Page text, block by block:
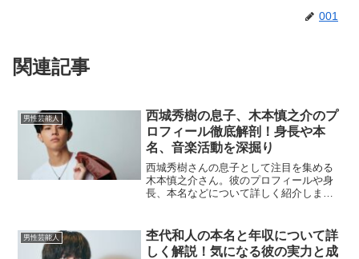
001
関連記事
男性芸能人
西城秀樹の息子、木本慎之介のプ
ロフィール徹底解剖！身長や本
名、音楽活動を深掘り
西城秀樹さんの息子として注目を集める
木本慎之介さん。彼のプロフィールや身
長、本名などについて詳しく紹介しま
んの身長は？木本慎之介さんの身長は
175cmです。彼の父親であ...
男性芸能人
杢代和人の本名と年収について詳
しく解説！気になる彼の実力と成